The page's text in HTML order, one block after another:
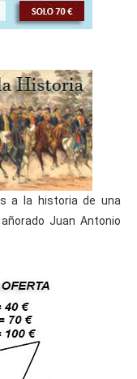
a la historia de una
Juan Antonio